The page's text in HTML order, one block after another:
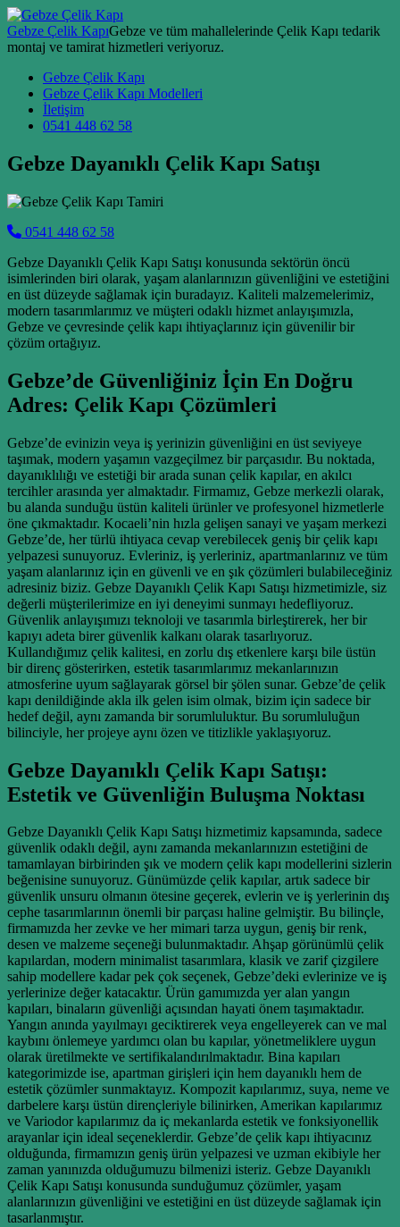
Skip to content
Gebze Çelik KapıGebze ve tüm mahallelerinde Çelik Kapı tedarik
montaj ve tamirat hizmetleri veriyoruz.
Main Navigation
Gebze Çelik Kapı
Gebze Çelik Kapı Modelleri
İletişim
0541 448 62 58
Gebze Dayanıklı Çelik Kapı Satışı
0541 448 62 58
Gebze Dayanıklı Çelik Kapı Satışı konusunda sektörün öncü
isimlerinden biri olarak, yaşam alanlarınızın güvenliğini ve estetiğini
en üst düzeyde sağlamak için buradayız. Kaliteli malzemelerimiz,
modern tasarımlarımız ve müşteri odaklı hizmet anlayışımızla,
Gebze ve çevresinde çelik kapı ihtiyaçlarınız için güvenilir bir
çözüm ortağıyız.
Gebze’de Güvenliğiniz İçin En Doğru
Adres: Çelik Kapı Çözümleri
Gebze’de evinizin veya iş yerinizin güvenliğini en üst seviyeye
taşımak, modern yaşamın vazgeçilmez bir parçasıdır. Bu noktada,
dayanıklılığı ve estetiği bir arada sunan çelik kapılar, en akılcı
tercihler arasında yer almaktadır. Firmamız, Gebze merkezli olarak,
bu alanda sunduğu üstün kaliteli ürünler ve profesyonel hizmetlerle
öne çıkmaktadır. Kocaeli’nin hızla gelişen sanayi ve yaşam merkezi
Gebze’de, her türlü ihtiyaca cevap verebilecek geniş bir çelik kapı
yelpazesi sunuyoruz. Evleriniz, iş yerleriniz, apartmanlarınız ve tüm
yaşam alanlarınız için en güvenli ve en şık çözümleri bulabileceğiniz
adresiniz biziz. Gebze Dayanıklı Çelik Kapı Satışı hizmetimizle, siz
değerli müşterilerimize en iyi deneyimi sunmayı hedefliyoruz.
Güvenlik anlayışımızı teknoloji ve tasarımla birleştirerek, her bir
kapıyı adeta birer güvenlik kalkanı olarak tasarlıyoruz.
Kullandığımız çelik kalitesi, en zorlu dış etkenlere karşı bile üstün
bir direnç gösterirken, estetik tasarımlarımız mekanlarınızın
atmosferine uyum sağlayarak görsel bir şölen sunar. Gebze’de çelik
kapı denildiğinde akla ilk gelen isim olmak, bizim için sadece bir
hedef değil, aynı zamanda bir sorumluluktur. Bu sorumluluğun
bilinciyle, her projeye aynı özen ve titizlikle yaklaşıyoruz.
Gebze Dayanıklı Çelik Kapı Satışı:
Estetik ve Güvenliğin Buluşma Noktası
Gebze Dayanıklı Çelik Kapı Satışı hizmetimiz kapsamında, sadece
güvenlik odaklı değil, aynı zamanda mekanlarınızın estetiğini de
tamamlayan birbirinden şık ve modern çelik kapı modellerini sizlerin
beğenisine sunuyoruz. Günümüzde çelik kapılar, artık sadece bir
güvenlik unsuru olmanın ötesine geçerek, evlerin ve iş yerlerinin dış
cephe tasarımlarının önemli bir parçası haline gelmiştir. Bu bilinçle,
firmamızda her zevke ve her mimari tarza uygun, geniş bir renk,
desen ve malzeme seçeneği bulunmaktadır. Ahşap görünümlü çelik
kapılardan, modern minimalist tasarımlara, klasik ve zarif çizgilere
sahip modellere kadar pek çok seçenek, Gebze’deki evlerinize ve iş
yerlerinize değer katacaktır. Ürün gamımızda yer alan yangın
kapıları, binaların güvenliği açısından hayati önem taşımaktadır.
Yangın anında yayılmayı geciktirerek veya engelleyerek can ve mal
kaybını önlemeye yardımcı olan bu kapılar, yönetmeliklere uygun
olarak üretilmekte ve sertifikalandırılmaktadır. Bina kapıları
kategorimizde ise, apartman girişleri için hem dayanıklı hem de
estetik çözümler sunmaktayız. Kompozit kapılarımız, suya, neme ve
darbelere karşı üstün dirençleriyle bilinirken, Amerikan kapılarımız
ve Variodor kapılarımız da iç mekanlarda estetik ve fonksiyonellik
arayanlar için ideal seçeneklerdir. Gebze’de çelik kapı ihtiyacınız
olduğunda, firmamızın geniş ürün yelpazesi ve uzman ekibiyle her
zaman yanınızda olduğumuzu bilmenizi isteriz. Gebze Dayanıklı
Çelik Kapı Satışı konusunda sunduğumuz çözümler, yaşam
alanlarınızın güvenliğini ve estetiğini en üst düzeyde sağlamak için
tasarlanmıştır.